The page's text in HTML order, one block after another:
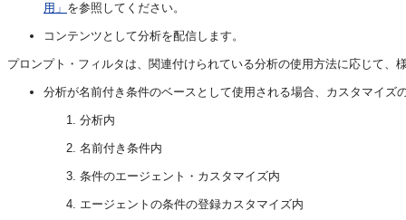
用」 を参照してください。
コンテンツとして分析を配信します。
プロンプト・フィルタは、関連付けられている分析の使用方法に応じて、
分析が名前付き条件のベースとして使用される場合、カスタマイズ
分析内
名前付き条件内
条件のエージェント・カスタマイズ内
エージェントの条件の登録カスタマイズ内